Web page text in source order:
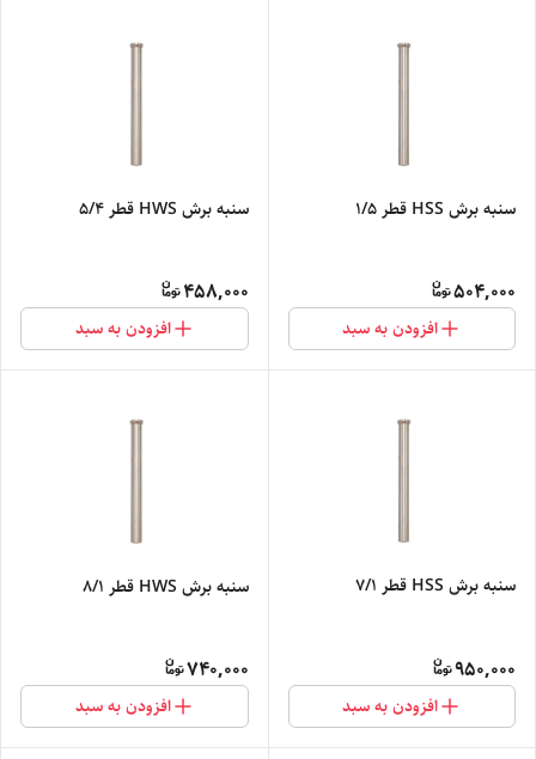
سنبه برش HSS قطر 1/5
504,000
افزودن به سبد
سنبه برش HWS قطر 5/4
458,000
افزودن به سبد
سنبه برش HSS قطر 7/1
950,000
افزودن به سبد
سنبه برش HWS قطر 8/1
740,000
افزودن به سبد